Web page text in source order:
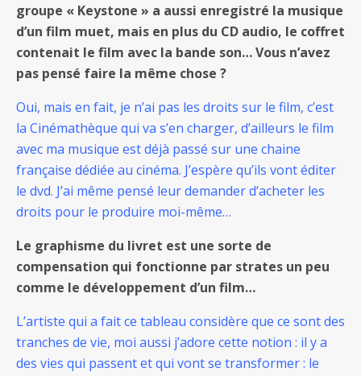
groupe « Keystone » a aussi enregistré la musique
d’un film muet, mais en plus du CD audio, le coffret
contenait le film avec la bande son… Vous n’avez
pas pensé faire la même chose ?
Oui, mais en fait, je n’ai pas les droits sur le film, c’est
la Cinémathèque qui va s’en charger, d’ailleurs le film
avec ma musique est déjà passé sur une chaine
française dédiée au cinéma. J’espère qu’ils vont éditer
le dvd. J’ai même pensé leur demander d’acheter les
droits pour le produire moi-même…
Le graphisme du livret est une sorte de
compensation qui fonctionne par strates un peu
comme le développement d’un film…
L’artiste qui a fait ce tableau considère que ce sont des
tranches de vie, moi aussi j’adore cette notion : il y a
des vies qui passent et qui vont se transformer : le